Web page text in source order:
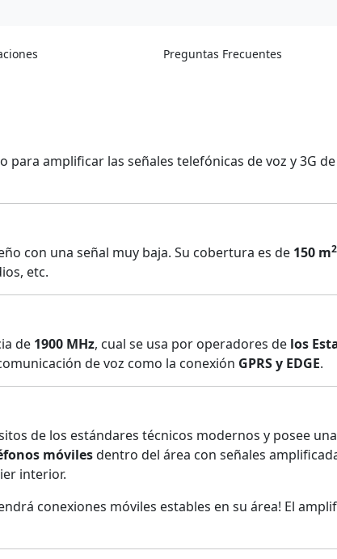
Preguntas Frecuentes
para amplificar las señales telefónicas de voz y 3G
con una señal muy baja. Su cobertura es de 150 m2
etc.
de 1900 MHz, cual se usa por operadores de los
de voz como la conexión GPRS y EDGE.
de los estándares técnicos modernos y posee
móvilesdentro del área con señales
interior.
conexiones móviles estables en su área! El